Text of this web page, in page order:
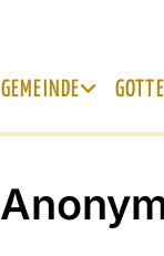
GEMEINDE